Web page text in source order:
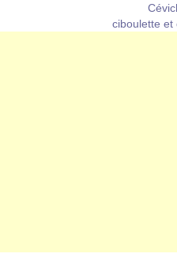
ciboulette